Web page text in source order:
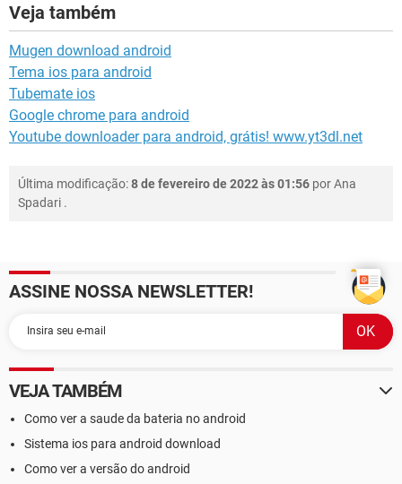
Veja também
Mugen download android
Tema ios para android
Tubemate ios
Google chrome para android
Youtube downloader para android, grátis! www.yt3dl.net
Última modificação:8 de fevereiro de 2022 às 01:56 porAna
Spadari .
ASSINE NOSSA NEWSLETTER!
VEJA TAMBÉM
Como ver a saude da bateria no android
Sistema ios para android download
Como ver a versão do android